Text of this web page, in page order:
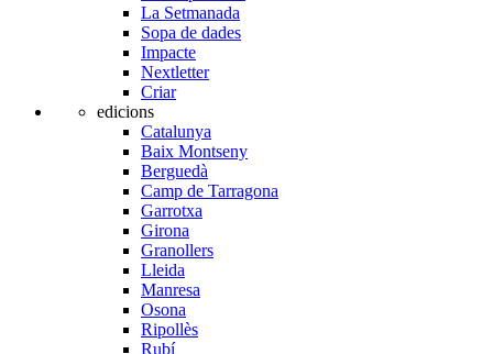
La Setmanada
Sopa de dades
Impacte
Nextletter
Criar
edicions
Catalunya
Baix Montseny
Berguedà
Camp de Tarragona
Garrotxa
Girona
Granollers
Lleida
Manresa
Osona
Ripollès
Rubí